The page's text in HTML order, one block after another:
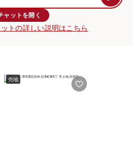
ャットを開く
トの詳しい説明はこちら
売地